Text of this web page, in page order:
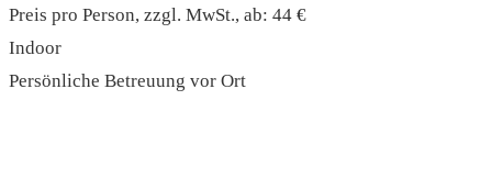
Preis pro Person, zzgl. MwSt., ab: 44 €
Indoor
Persönliche Betreuung vor Ort